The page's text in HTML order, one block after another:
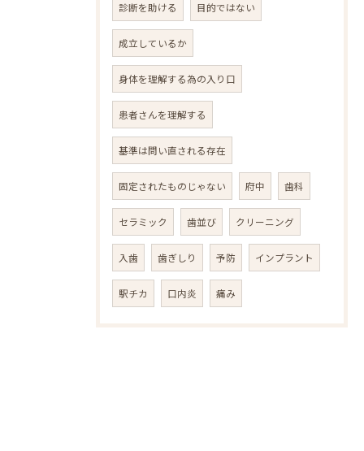
診断を助ける 目的ではない
成立しているか
身体を理解する為の入り口
患者さんを理解する
基準は問い直される存在
固定されたものじゃない 府中 歯科
セラミック 歯並び クリーニング
入歯 歯ぎしり 予防 インプラント
駅チカ 口内炎 痛み